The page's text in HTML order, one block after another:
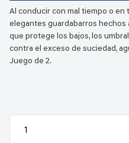
Al conducir con mal tiempo o
elegantes guardabarros hechos
que protege los bajos, los
contra el exceso de suciedad,
Juego de 2.